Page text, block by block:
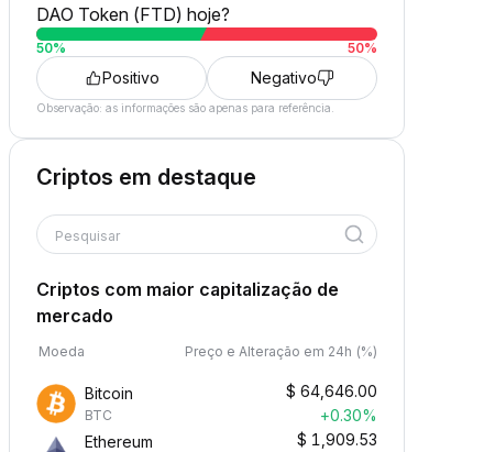
DAO Token (FTD) hoje?
50% 50%
Positivo Negativo
Observação: as informações são apenas para referência.
Criptos em destaque
Pesquisar
Criptos com maior capitalização de
mercado
Moeda Preço e Alteração em 24h (%)
Bitcoin
BTC
$ 64,646.00
+0.30%
Ethereum
$ 1,909.53